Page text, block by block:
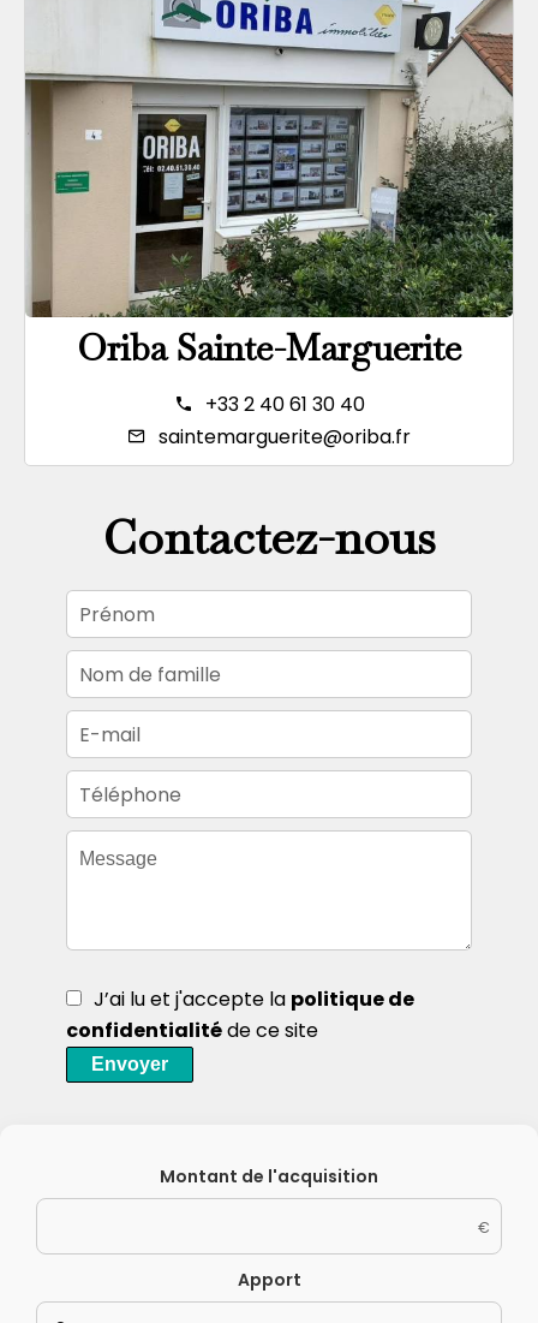
Oriba Sainte-Marguerite
+33 2 40 61 30 40
saintemarguerite@oriba.fr
Contactez-nous
J’ai lu et j'accepte la politique de
confidentialitéde ce site
Envoyer
Montant de l'acquisition
€
Apport